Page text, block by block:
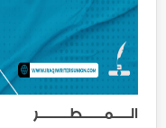
الــــمـــــطـــــــر